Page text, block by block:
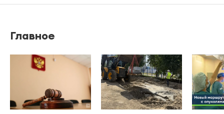
Главное